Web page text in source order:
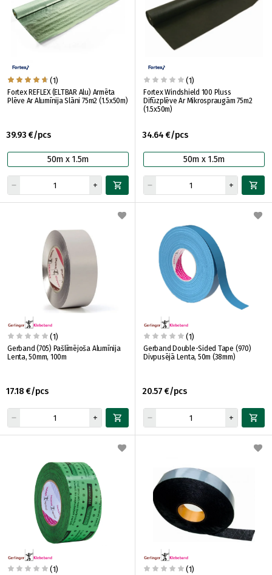
(1)
Fortex REFLEX (ELTBAR Alu) Armēta
Plēve Ar Alumīnija Slāni 75m2 (1.5x50m)
39.93 €/pcs
50m x 1.5m
(1)
Fortex Windshield 100 Pluss
Difūzplēve Ar Mikrospraugām 75m2
(1.5x50m)
34.64 €/pcs
50m x 1.5m
(1)
Gerband (705) Pašlīmējoša Alumīnija
Lenta, 50mm, 100m
17.18 €/pcs
(1)
Gerband Double-Sided Tape (970)
Divpusējā Lenta, 50m (38mm)
20.57 €/pcs
(1) (1)